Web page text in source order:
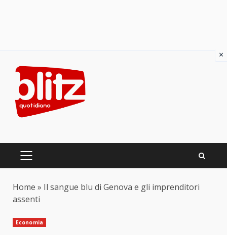
content
PRIMARY
Home » Il sangue blu di Genova e gli imprenditori
assenti
Economia
×